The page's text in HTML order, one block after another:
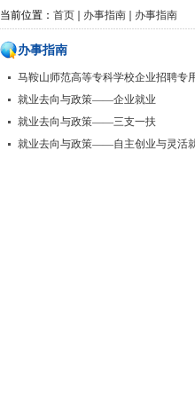
当前位置： 首页 办事指南 办事指南
办事指南
马鞍山师范高等专科学校企业招聘专
就业去向与政策——企业就业
就业去向与政策——三支一扶
就业去向与政策——自主创业与灵活